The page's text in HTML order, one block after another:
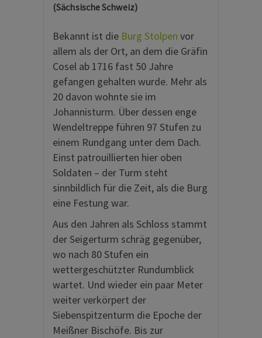
(Sächsische Schweiz)
Bekannt ist die Burg Stolpen vor
allem als der Ort, an dem die Gräfin
Cosel ab 1716 fast 50 Jahre
gefangen gehalten wurde. Mehr als
20 davon wohnte sie im
Johannisturm. Über dessen enge
Wendeltreppe führen 97 Stufen zu
einem Rundgang unter dem Dach.
Einst patrouillierten hier oben
Soldaten – der Turm steht
sinnbildlich für die Zeit, als die Burg
eine Festung war.
Aus den Jahren als Schloss stammt
der Seigerturm schräg gegenüber,
wo nach 80 Stufen ein
wettergeschützter Rundumblick
wartet. Und wieder ein paar Meter
weiter verkörpert der
Siebenspitzenturm die Epoche der
Meißner Bischöfe. Bis zur